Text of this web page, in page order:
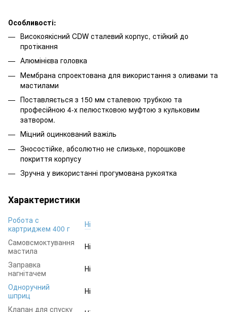
Особливості:
Високоякісний CDW сталевий корпус, стійкий до
протікання
Алюмінієва головка
Мембрана спроектована для використання з оливами та
мастилами
Поставляється з 150 мм сталевою трубкою та
професійною 4-х пелюстковою муфтою з кульковим
затвором.
Міцний оцинкований важіль
Зносостійке, абсолютно не слизьке, порошкове
покриття корпусу
Зручна у використанні прогумована рукоятка
Характеристики
Робота с
картриджем 400 г
Ні
Самовсмоктування
мастила
Ні
Заправка
нагнітачем
Ні
Одноручний
шприц
Ні
Клапан для спуску